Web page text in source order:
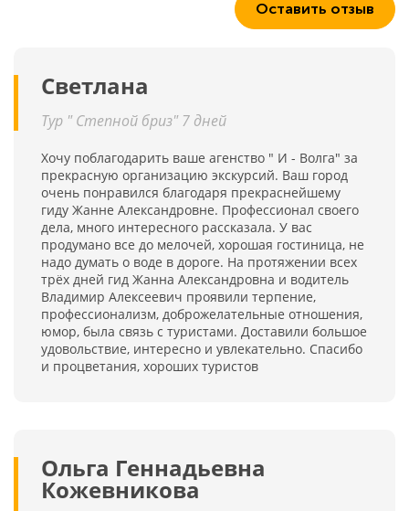
Оставить отзыв
Светлана
Тур " Степной бриз" 7 дней
Хочу поблагодарить ваше агенство " И - Волга" за
прекрасную организацию экскурсий. Ваш город
очень понравился благодаря прекраснейшему
гиду Жанне Александровне. Профессионал своего
дела, много интересного рассказала. У вас
продумано все до мелочей, хорошая гостиница, не
надо думать о воде в дороге. На протяжении всех
трёх дней гид Жанна Александровна и водитель
Владимир Алексеевич проявили терпение,
профессионализм, доброжелательные отношения,
юмор, была связь с туристами. Доставили большое
удовольствие, интересно и увлекательно. Спасибо
и процветания, хороших туристов
Ольга Геннадьевна
Кожевникова